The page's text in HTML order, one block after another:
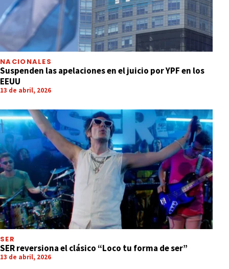
NACIONALES
Suspenden las apelaciones en el juicio por YPF en los
EEUU
13 de abril, 2026
SER
SER reversiona el clásico “Loco tu forma de ser”
13 de abril, 2026